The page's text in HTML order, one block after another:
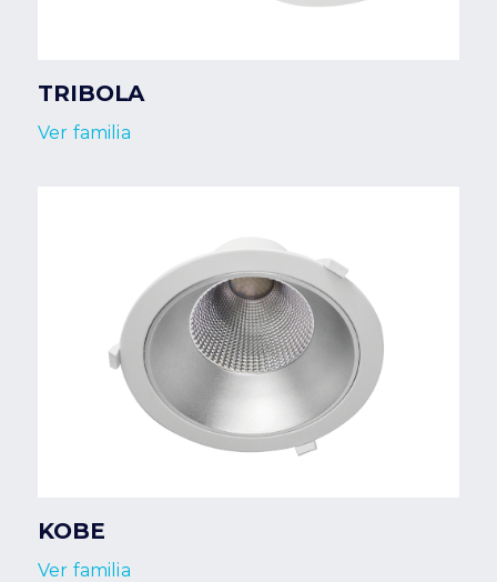
TRIBOLA
Ver familia
KOBE
Ver familia